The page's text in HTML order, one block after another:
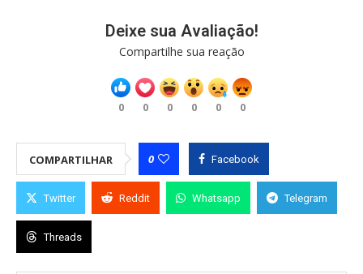
Deixe sua Avaliação!
Compartilhe sua reação
0 0 0 0 0 0
COMPARTILHAR 0 Facebook
Twitter Reddit Whatsapp Telegram
Threads